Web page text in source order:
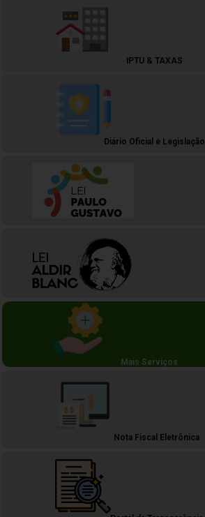
IPTU & TAXAS
Diário Oficial e Legislação
Mais Serviços
Nota Fiscal Eletrônica